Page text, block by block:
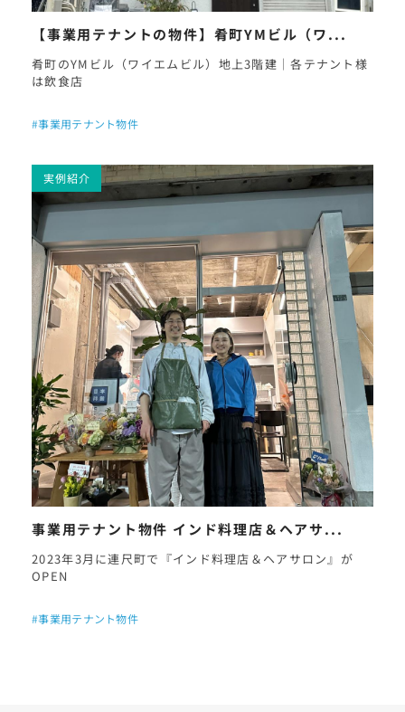
【事業用テナントの物件】肴町YMビル（ワ...
肴町のYMビル（ワイエムビル）地上3階建｜各テナント様
は飲食店
#事業用テナント物件
実例紹介
事業用テナント物件 インド料理店＆ヘアサ...
2023年3月に連尺町で『インド料理店＆ヘアサロン』が
OPEN
#事業用テナント物件